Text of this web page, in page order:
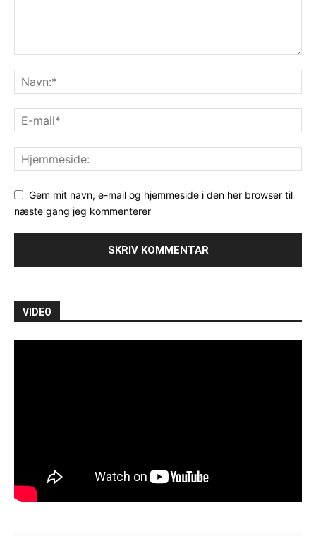
Gem mit navn, e-mail og hjemmeside i den her browser til
næste gang jeg kommenterer
VIDEO